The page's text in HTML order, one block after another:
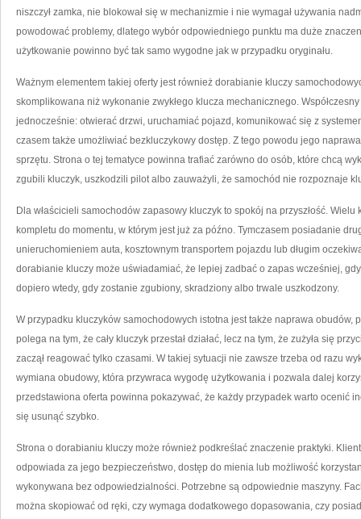
niszczył zamka, nie blokował się w mechanizmie i nie wymagał używania
powodować problemy, dlatego wybór odpowiedniego punktu ma duże
użytkowanie powinno być tak samo wygodne jak w przypadku oryginału.
Ważnym elementem takiej oferty jest również dorabianie kluczy
skomplikowana niż wykonanie zwykłego klucza mechanicznego.
jednocześnie: otwierać drzwi, uruchamiać pojazd, komunikować się z
czasem także umożliwiać bezkluczykowy dostęp. Z tego powodu jego
sprzętu. Strona o tej tematyce powinna trafiać zarówno do osób, które chcą
zgubili kluczyk, uszkodzili pilot albo zauważyli, że samochód nie rozpoznaje
Dla właścicieli samochodów zapasowy kluczyk to spokój na przyszłość.
kompletu do momentu, w którym jest już za późno. Tymczasem posiadanie
unieruchomieniem auta, kosztownym transportem pojazdu lub długim
dorabianie kluczy może uświadamiać, że lepiej zadbać o zapas wcześniej,
dopiero wtedy, gdy zostanie zgubiony, skradziony albo trwale uszkodzony.
W przypadku kluczyków samochodowych istotna jest także naprawa obudów,
polega na tym, że cały kluczyk przestał działać, lecz na tym, że zużyła się
zaczął reagować tylko czasami. W takiej sytuacji nie zawsze trzeba od razu
wymiana obudowy, która przywraca wygodę użytkowania i pozwala dalej
przedstawiona oferta powinna pokazywać, że każdy przypadek warto ocenić
się usunąć szybko.
Strona o dorabianiu kluczy może również podkreślać znaczenie praktyki.
odpowiada za jego bezpieczeństwo, dostęp do mienia lub możliwość
wykonywana bez odpowiedzialności. Potrzebne są odpowiednie maszyny.
można skopiować od ręki, czy wymaga dodatkowego dopasowania, czy